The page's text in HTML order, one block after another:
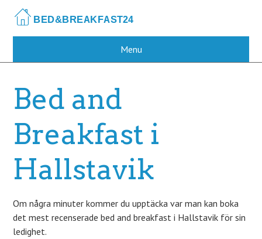
main
Menu
Bed and
Breakfast i
Hallstavik
Om några minuter kommer du upptäcka var man kan boka
det mest recenserade bed and breakfast i Hallstavik för sin
ledighet.